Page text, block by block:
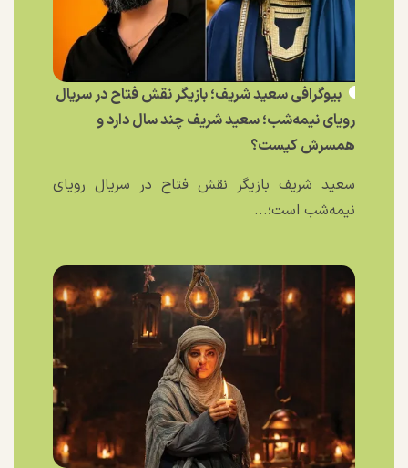
بیوگرافی سعید شریف؛ بازیگر نقش فتاح در سریال
رویای نیمه‌شب؛ سعید شریف چند سال دارد و
همسرش کیست؟
سعید شریف بازیگر نقش فتاح در سریال رویای
نیمه‌شب است؛...